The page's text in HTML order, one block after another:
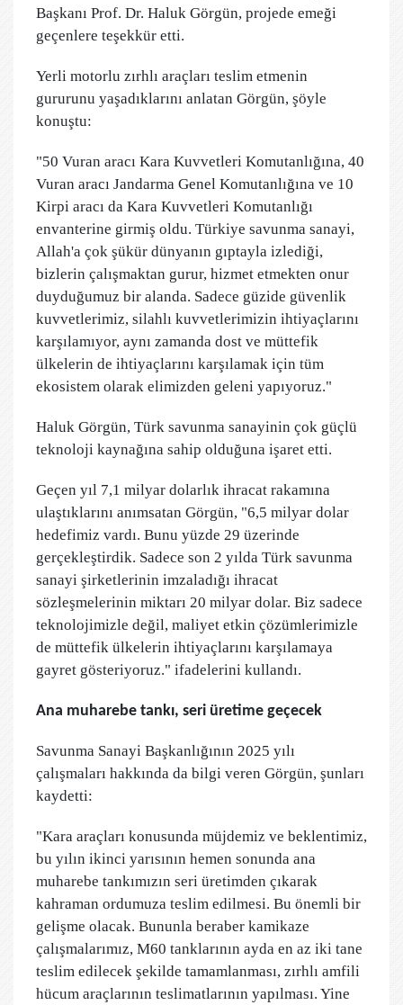
Başkanı Prof. Dr. Haluk Görgün, projede emeği
geçenlere teşekkür etti.
Yerli motorlu zırhlı araçları teslim etmenin
gururunu yaşadıklarını anlatan Görgün, şöyle
konuştu:
"50 Vuran aracı Kara Kuvvetleri Komutanlığına, 40
Vuran aracı Jandarma Genel Komutanlığına ve 10
Kirpi aracı da Kara Kuvvetleri Komutanlığı
envanterine girmiş oldu. Türkiye savunma sanayi,
Allah'a çok şükür dünyanın gıptayla izlediği,
bizlerin çalışmaktan gurur, hizmet etmekten onur
duyduğumuz bir alanda. Sadece güzide güvenlik
kuvvetlerimiz, silahlı kuvvetlerimizin ihtiyaçlarını
karşılamıyor, aynı zamanda dost ve müttefik
ülkelerin de ihtiyaçlarını karşılamak için tüm
ekosistem olarak elimizden geleni yapıyoruz."
Haluk Görgün, Türk savunma sanayinin çok güçlü
teknoloji kaynağına sahip olduğuna işaret etti.
Geçen yıl 7,1 milyar dolarlık ihracat rakamına
ulaştıklarını anımsatan Görgün, "6,5 milyar dolar
hedefimiz vardı. Bunu yüzde 29 üzerinde
gerçekleştirdik. Sadece son 2 yılda Türk savunma
sanayi şirketlerinin imzaladığı ihracat
sözleşmelerinin miktarı 20 milyar dolar. Biz sadece
teknolojimizle değil, maliyet etkin çözümlerimizle
de müttefik ülkelerin ihtiyaçlarını karşılamaya
gayret gösteriyoruz." ifadelerini kullandı.
Ana muharebe tankı, seri üretime geçecek
Savunma Sanayi Başkanlığının 2025 yılı
çalışmaları hakkında da bilgi veren Görgün, şunları
kaydetti:
"Kara araçları konusunda müjdemiz ve beklentimiz,
bu yılın ikinci yarısının hemen sonunda ana
muharebe tankımızın seri üretimden çıkarak
kahraman ordumuza teslim edilmesi. Bu önemli bir
gelişme olacak. Bununla beraber kamikaze
çalışmalarımız, M60 tanklarının ayda en az iki tane
teslim edilecek şekilde tamamlanması, zırhlı amfili
hücum araçlarının teslimatlarının yapılması. Yine